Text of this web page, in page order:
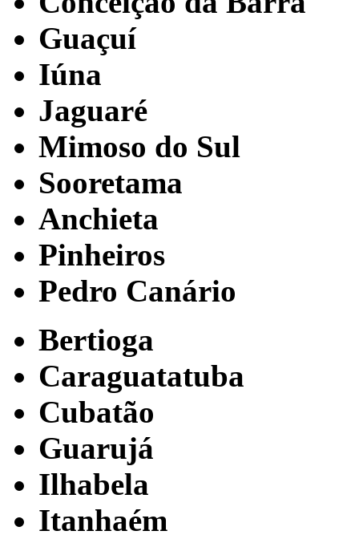
Guaçuí
Iúna
Jaguaré
Mimoso do Sul
Sooretama
Anchieta
Pinheiros
Pedro Canário
Bertioga
Caraguatatuba
Cubatão
Guarujá
Ilhabela
Itanhaém